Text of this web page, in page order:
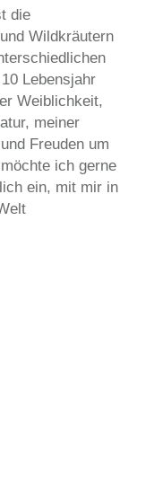
die
Wildkräutern
Lebensjahr
Weiblichkeit,
meiner
Freuden um
ich gerne
ein, mit mir in